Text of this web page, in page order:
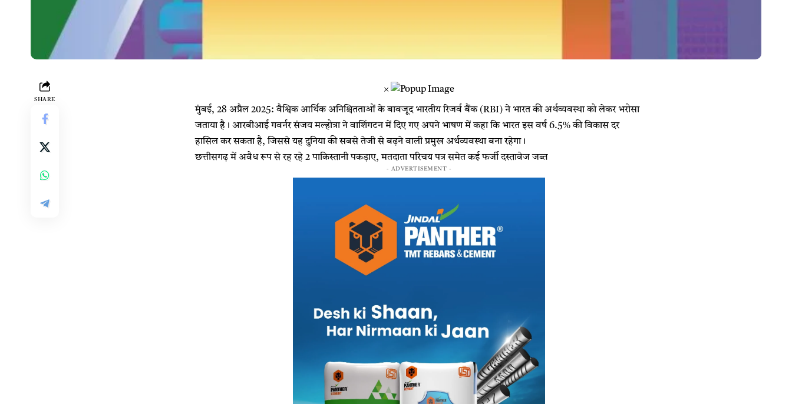
SHARE
×
मुंबई, 28 अप्रैल 2025: वैश्विक आर्थिक अनिश्चितताओं के बावजूद भारतीय रिजर्व बैंक (RBI) ने भारत की अर्थव्यवस्था को लेकर भरोसा
जताया है। आरबीआई गवर्नर संजय मल्होत्रा ​​ने वाशिंगटन में दिए गए अपने भाषण में कहा कि भारत इस वर्ष 6.5% की विकास दर
हासिल कर सकता है, जिससे यह दुनिया की सबसे तेजी से बढ़ने वाली प्रमुख अर्थव्यवस्था बना रहेगा।
छत्तीसगढ़ में अवैध रूप से रह रहे 2 पाकिस्तानी पकड़ाए, मतदाता परिचय पत्र समेत कई फर्जी दस्तावेज जब्त
- ADVERTISEMENT -